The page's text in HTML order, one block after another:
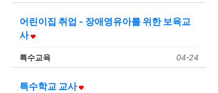
어린이집 취업 - 장애영유아를 위한 보육교
사
특수교육 04-24
특수학교 교사